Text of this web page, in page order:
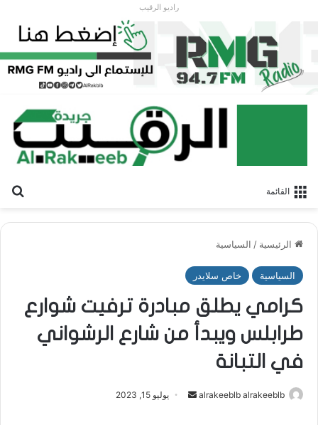
راديو الرقيب
القائمة
الرئيسية / السياسية
السياسية خاص سلايدر
كرامي يطلق مبادرة ترفيت شوارع
طرابلس ويبدأ من شارع الرشواني
في التبانة
alrakeeblb alrakeeblb
أرسل يوليو 15, 2023